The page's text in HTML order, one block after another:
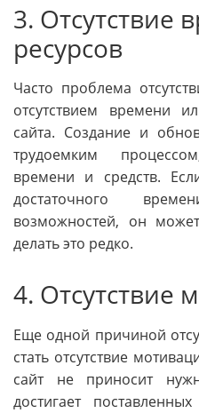
3. Отсутствие
ресурсов
Часто проблема
отсутствием времени
сайта. Создание и
трудоемким
времени и средств.
достаточного
возможностей, он
делать это редко.
4. Отсутствие
Еще одной причиной
стать отсутствие
сайт не приносит
достигает